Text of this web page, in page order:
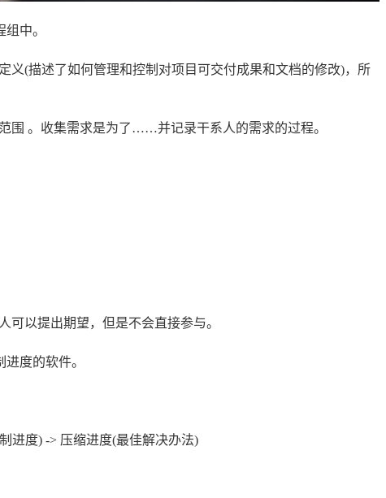
中。
义(描述了如何管理和控制对项目可交付成果和文档的修改)，所
围 。收集需求是为了……并记录干系人的需求的过程。
可以提出期望，但是不会直接参与。
度的软件。
进度) -> 压缩进度(最佳解决办法)